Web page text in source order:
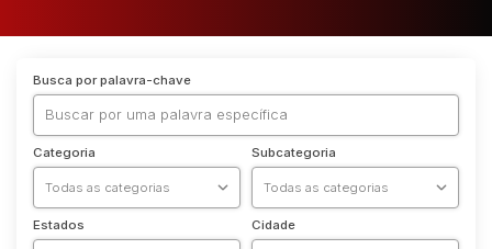
Busca por palavra-chave
Categoria Subcategoria
Estados Cidade